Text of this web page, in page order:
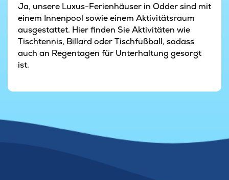
Ja, unsere Luxus-Ferienhäuser in Odder sind mit
einem Innenpool sowie einem Aktivitätsraum
ausgestattet. Hier finden Sie Aktivitäten wie
Tischtennis, Billard oder Tischfußball, sodass
auch an Regentagen für Unterhaltung gesorgt
ist.